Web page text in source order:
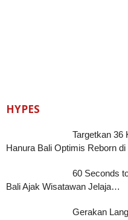
HYPES
Targetkan 36
Hanura Bali Optimis Reborn
60 Seconds
Bali Ajak Wisatawan Jelaja…
Gerakan